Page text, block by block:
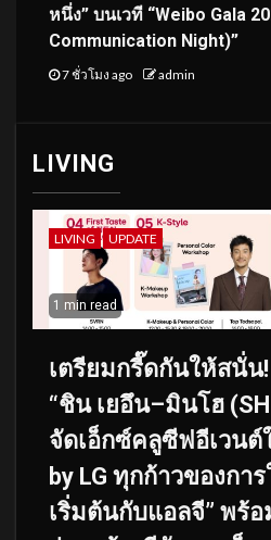
หนึ่ง” บนเวที “Weibo Gala
Communication Night)”
7 ชั่วโมง ago admin
LIVING
LIVING UPDATE
1 min read
เตรียมกรี๊ดกันให้สนั่น
“ชิน เยอึน–มินโฮ
จัดเอ็กซ์คลูซีฟอีเวนต์
by LG ทุกก้าวของกา
เริ่มต้นกับแอลจี” พร้